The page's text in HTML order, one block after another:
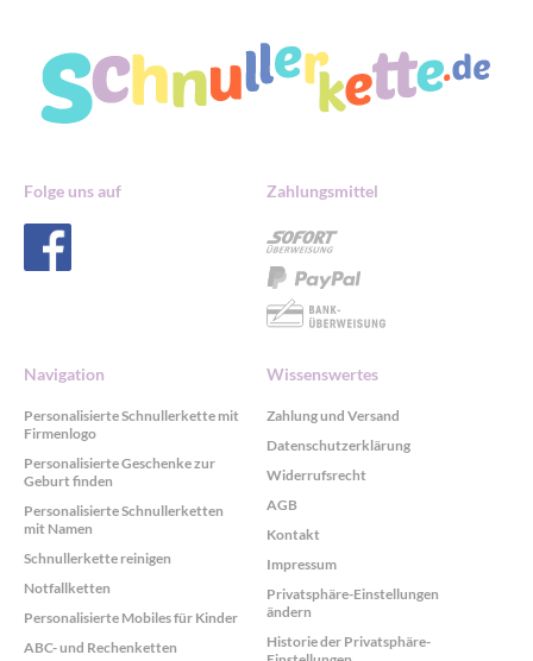
Folge uns auf Zahlungsmittel
Navigation
Personalisierte Schnullerkette mit
Firmenlogo
Personalisierte Geschenke zur
Geburt finden
Personalisierte Schnullerketten
mit Namen
Schnullerkette reinigen
Notfallketten
Personalisierte Mobiles für Kinder
ABC- und Rechenketten
Wissenswertes
Zahlung und Versand
Datenschutzerklärung
Widerrufsrecht
AGB
Kontakt
Impressum
Privatsphäre-Einstellungen
ändern
Historie der Privatsphäre-